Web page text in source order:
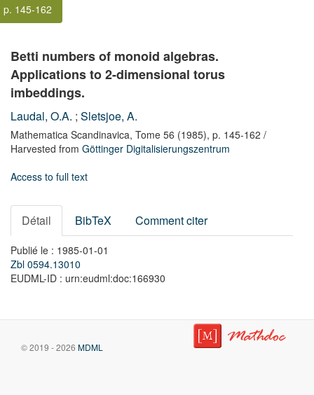
p. 145-162
Betti numbers of monoid algebras.
Applications to 2-dimensional torus
imbeddings.
Laudal, O.A. ; Sletsjoe, A.
Mathematica Scandinavica, Tome 56 (1985), p. 145-162 /
Harvested from Göttinger Digitalisierungszentrum
Access to full text
Détail BibTeX Comment citer
Publié le : 1985-01-01
Zbl 0594.13010
EUDML-ID : urn:eudml:doc:166930
© 2019 - 2026 MDML